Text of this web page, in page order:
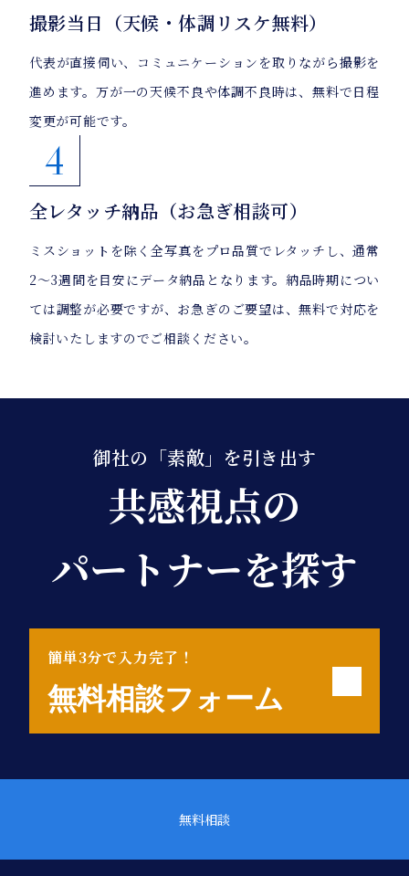
撮影当日（天候・体調リスケ無料）
代表が直接伺い、コミュニケーションを取りながら撮影を
進めます。万が一の天候不良や体調不良時は、無料で日程
変更が可能です。
4
全レタッチ納品（お急ぎ相談可）
ミスショットを除く全写真をプロ品質でレタッチし、通常
2〜3週間を目安にデータ納品となります。納品時期につい
ては調整が必要ですが、お急ぎのご要望は、無料で対応を
検討いたしますのでご相談ください。
御社の「素敵」を引き出す
共感視点の
パートナーを探す
簡単3分で入力完了！
無料相談フォーム
無料相談